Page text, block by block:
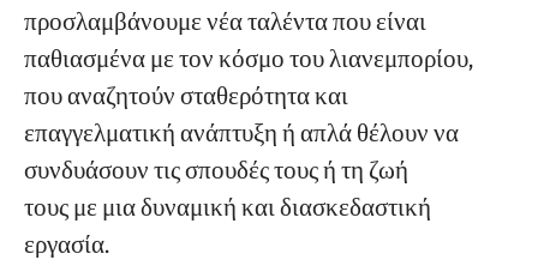
προσλαμβάνουμε νέα ταλέντα που είναι
παθιασμένα με τον κόσμο του λιανεμπορίου,
που αναζητούν σταθερότητα και
επαγγελματική ανάπτυξη ή απλά θέλουν να
συνδυάσουν τις σπουδές τους ή τη ζωή
τους με μια δυναμική και διασκεδαστική
εργασία.